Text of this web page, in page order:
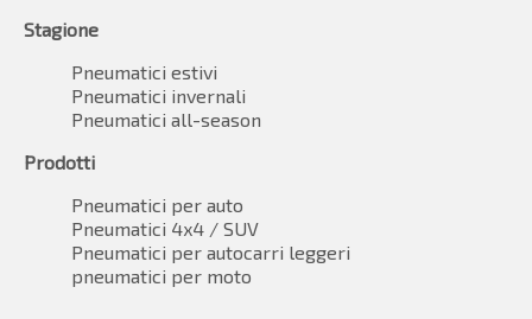
Stagione
Pneumatici estivi
Pneumatici invernali
Pneumatici all-season
Prodotti
Pneumatici per auto
Pneumatici 4x4 / SUV
Pneumatici per autocarri leggeri
pneumatici per moto